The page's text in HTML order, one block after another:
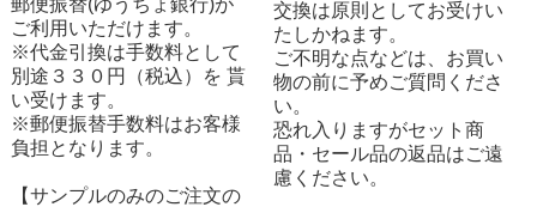
郵便振替(ゆうちょ銀行)が
ご利用いただけます。
※代金引換は手数料として
別途３３０円（税込）を 貰
い受けます。
※郵便振替手数料はお客様
負担となります。
【サンプルのみのご注文の
交換は原則としてお受けい
たしかねます。
ご不明な点などは、お買い
物の前に予めご質問くださ
い。
恐れ入りますがセット商
品・セール品の返品はご遠
慮ください。